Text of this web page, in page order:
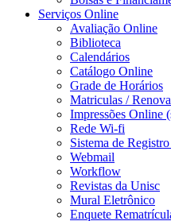
Serviços Online
Avaliação Online
Biblioteca
Calendários
Catálogo Online
Grade de Horários
Matriculas /
Impressões Online
Rede Wi-fi
Sistema de
Webmail
Workflow
Revistas da Unisc
Mural Eletrônico
Enquete